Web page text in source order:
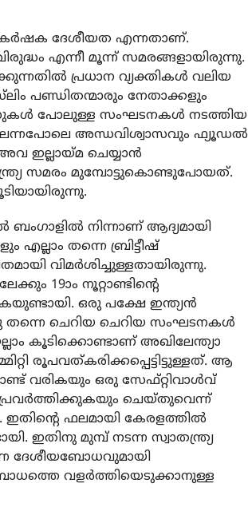
കർഷക ദേശീയത എന്നതാണ്.
എന്നീ മൂന്ന് സമരങ്ങളായിരുന്നു.
പ്രധാന വ്യക്തികൾ വലിയ
പണ്ഡിതന്മാരും നേതാക്കളും
പോലുള്ള സംഘടനകൾ നടത്തിയ
അന്ധവിശ്വാസവും ഫ്യൂഡൽ
ഇല്ലായ്മ ചെയ്യാൻ
സമരം മുമ്പോട്ടുകൊണ്ടുപോയത്.
ബംഗാളിൽ നിന്നാണ് ആദ്യമായി
തന്നെ ബ്രിട്ടീഷ്
വിമർശിച്ചുള്ളതായിരുന്നു.
19ാം നൂറ്റാണ്ടിന്റെ
ഒരു പക്ഷേ ഇന്ത്യൻ
ചെറിയ ചെറിയ സംഘടനകൾ
കൂടിക്കൊണ്ടാണ് അഖിലേന്ത്യാ
രൂപവത്കരിക്കപ്പെട്ടിട്ടുള്ളത്. ആ
വരികയും ഒരു സേഫ്റ്റിവാൾവ്
ചെയ്തുവെന്ന്
ഇതിന്റെ ഫലമായി കേരളത്തിൽ
ഇതിനു മുമ്പ് നടന്ന സ്വാതന്ത്ര്യ
ദേശീയബോധവുമായി
വളർത്തിയെടുക്കാനുള്ള